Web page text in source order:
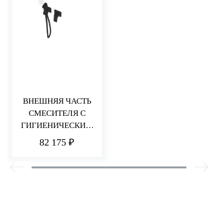
ВНЕШНЯЯ ЧАСТЬ
СМЕСИТЕЛЯ С
ГИГИЕНИЧЕСКИМ
ДУШЕМ PA36,
82 175 ₽